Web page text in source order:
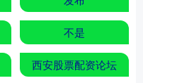
不是
西安股票配资论坛